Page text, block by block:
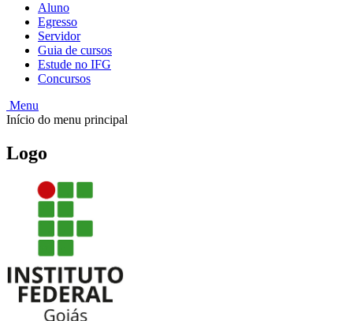
Aluno
Egresso
Servidor
Guia de cursos
Estude no IFG
Concursos
Menu
Início do menu principal
Logo